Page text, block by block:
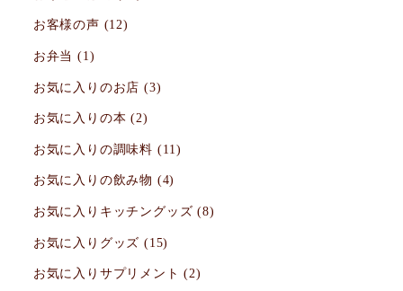
お客様の声 (12)
お弁当 (1)
お気に入りのお店 (3)
お気に入りの本 (2)
お気に入りの調味料 (11)
お気に入りの飲み物 (4)
お気に入りキッチングッズ (8)
お気に入りグッズ (15)
お気に入りサプリメント (2)